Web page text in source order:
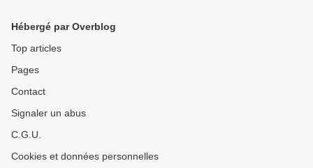
Hébergé par Overblog
Top articles
Pages
Contact
Signaler un abus
C.G.U.
Cookies et données personnelles